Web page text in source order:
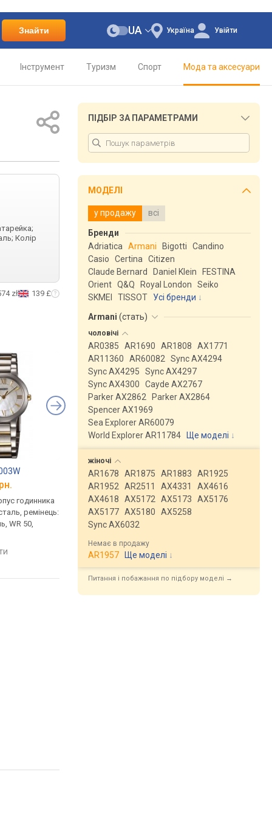
Знайти Україна
UA Увійти
Інструмент Туризм Спорт Мода та аксесуари
Колір
zł 139 £
годинника
ремінець:
WR 50,
FOSSIL ES3433
від 7 070 грн.
кварцові, корпус годинника
нержавіюча сталь, ремінець:
браслет сталь, WR 30, США
порівняти
GUESS W0111L4
від 5 900 грн.
кварцові, корпус
ПІДБІР ЗА ПАРАМЕТРАМИ
МОДЕЛІ
у продажу всі
Бренди
Adriatica
Armani Bigotti
Candino
Casio
Certina
Citizen
Claude Bernard
Daniel Klein
FESTINA
Orient Q&Q Royal London
Seiko
SKMEI
TISSOT
Усі бренди
Armani (стать)
чоловічі
AR0385 AR1690 AR1808
AX1771
AR11360
AR60082
Sync AX4294
Sync AX4295
Sync AX4297
Sync AX4300
Cayde AX2767
Parker AX2862
Parker AX2864
Spencer AX1969
Sea Explorer AR60079
World Explorer AR11784
Ще моделі ↓
жіночі
AR1678 AR1875 AR1883
AR1925
AR1952
AR2511 AX4331
AX4616
AX4618
AX5172 AX5173
AX5176
AX5177 AX5180
AX5258
Sync AX6032
Немає в продажу
AR1957 Ще моделі ↓
Питання і побажання по підбору моделі →